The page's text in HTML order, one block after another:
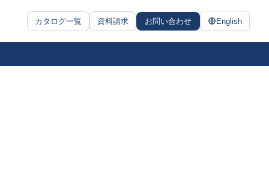
カタログ一覧 資料請求 お問い合わせ English